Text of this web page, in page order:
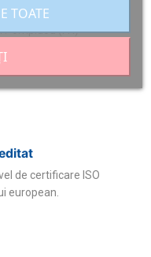
de auto-prelevare
(FR)
de certificare ISO
european.
TOATE